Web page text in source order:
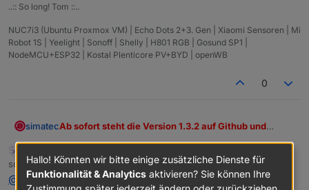
Aufgrund des Stopps von ioBroker war dies bisher
nicht möglich und man sah nur über einige Umwege,
was gerade passiert.
Ab sofort sieht man genau, was gerade für Prozesse
..:: So long! Tom ::..
NUC7i3 (Ubuntu Proxmox VM) | Echo Dots 2+3. Gen | Xiaomi Sensoren | Mi
Robot 1S | Yeelight | Sonoff | Shelly | H801 RGB | Gosund SP1 |
NodeMCU+ESP32 | Kostal Plenticore PV+BYD | openWB
0
simatecAb sofort steht die Version 1.3.2 auf Github und
das kleine Webinterface für den Restore.
Hier öffnet sich nun bei Start des Restore's ein neuer
Hier ein paar Screenshots, wie das Ganze dann
Online
schrieb am5. Dez. 2019, 18:14
zuletzt editiert von sigi234 12. Mai 2019, 19:16
@ simatec
Hallo! Könnten wir bitte einige zusätzliche Dienste für
Funktionalität & Analytics aktivieren? Sie können Ihre